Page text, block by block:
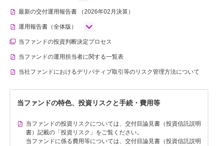
最新の交付運用報告書 （2026年02月決算）
運用報告書（全体版）
当ファンドの投資判断決定プロセス
当ファンドの運用担当者に関する一覧表
当社ファンドにおけるデリバティブ取引等のリスク管理方法について
当ファンドの特色、投資リスクと手続・費用等
当ファンドの投資リスクについては、交付目論見書（投資信託説明
書）記載の「投資リスク」をご覧ください。
当ファンドに係る費用等については、交付目論見書（投資信託説明